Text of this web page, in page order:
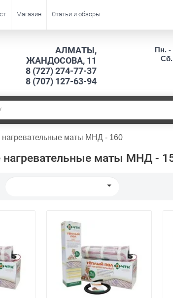
Магазин Статьи и обзоры
АЛМАТЫ,
ЖАНДОСОВА, 11
8 (727) 274-77-37
8 (707) 127-63-94
Пн. -
маты МНД - 160
маты МНД -